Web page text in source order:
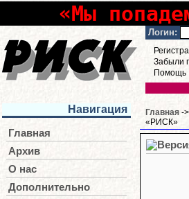
«Мы
Логин:
Забыли
Помощь
Навигация
Главная
Архив
О нас
Дополнительно
Главная ->
«РИСК»